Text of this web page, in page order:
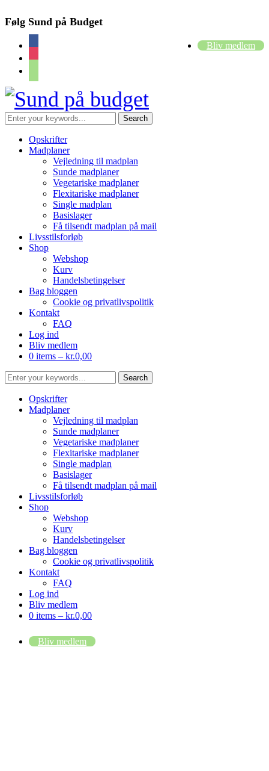
Følg Sund på Budget
Bliv medlem
Opskrifter
Madplaner
Vejledning til madplan
Sunde madplaner
Vegetariske madplaner
Flexitariske madplaner
Single madplan
Basislager
Få tilsendt madplan på mail
Livsstilsforløb
Shop
Webshop
Kurv
Handelsbetingelser
Bag bloggen
Cookie og privatlivspolitik
Kontakt
FAQ
Log ind
Bliv medlem
0 items – kr.0,00
Opskrifter
Madplaner
Vejledning til madplan
Sunde madplaner
Vegetariske madplaner
Flexitariske madplaner
Single madplan
Basislager
Få tilsendt madplan på mail
Livsstilsforløb
Shop
Webshop
Kurv
Handelsbetingelser
Bag bloggen
Cookie og privatlivspolitik
Kontakt
FAQ
Log ind
Bliv medlem
0 items – kr.0,00
Bliv medlem